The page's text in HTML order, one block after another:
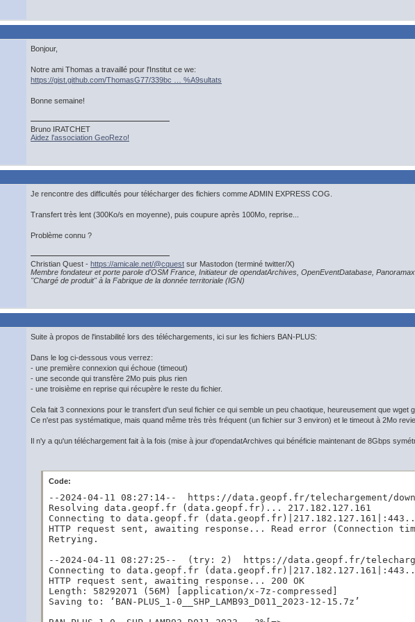
Bonjour,
Notre ami Thomas a travaillé pour l'Institut ce we:
https://gist.github.com/ThomasG77/339bc … %A9sultats
Bonne semaine!
Bruno IRATCHET
Aidez l'association GeoRezo!
Je rencontre des difficultés pour télécharger des fichiers comme ADMIN EXPRESS COG.
Transfert très lent (300Ko/s en moyenne), puis coupure après 100Mo, reprise...
Problème connu ?
Christian Quest - https://amicale.net/@cquest sur Mastodon (terminé twitter/X)
Membre fondateur et porte parole d'OSM France, Initiateur de opendatArchives, OpenEventDatabase, Panoramax
"Chargé de produit" à la Fabrique de la donnée territoriale (IGN)
Suite à propos de l'instabilité lors des téléchargements, ici sur les fichiers BAN-PLUS:
Dans le log ci-dessous vous verrez:
- une première connexion qui échoue (timeout)
- une seconde qui transfère 2Mo puis plus rien
- une troisième en reprise qui récupère le reste du fichier.
Cela fait 3 connexions pour le transfert d'un seul fichier ce qui semble un peu chaotique, heureusement que
Ce n'est pas systématique, mais quand même très très fréquent (un fichier sur 3 environ) et le timeout à 2Mo
Il n'y a qu'un téléchargement fait à la fois (mise à jour d'opendatArchives qui bénéficie maintenant de 8Gbps
Code:
--2024-04-11 08:27:14--  https://data.geopf.fr/telechargement/download/
Resolving data.geopf.fr (data.geopf.fr)... 217.182.127.161
Connecting to data.geopf.fr
HTTP request sent, awaiting response... Read error (Connection
Retrying.
--2024-04-11 08:27:25--  (try: 2)  https://data.geopf.fr/telechargement/
Connecting to data.geopf.fr
HTTP request sent, awaiting response... 200 OK
Length: 58292071 (56M) [application/x-7z-compressed]
Saving to: ‘BAN-PLUS_1-0__SHP_LAMB93_D011_2023-12-15.7z’